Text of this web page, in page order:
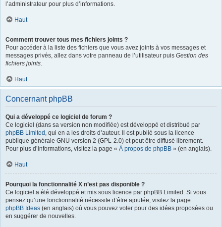
l’administrateur pour plus d’informations.
Haut
Comment trouver tous mes fichiers joints ?
Pour accéder à la liste des fichiers que vous avez joints à vos messages et
messages privés, allez dans votre panneau de l’utilisateur puis Gestion des
fichiers joints.
Haut
Concernant phpBB
Qui a développé ce logiciel de forum ?
Ce logiciel (dans sa version non modifiée) est développé et distribué par
phpBB Limited , qui en a les droits d’auteur. Il est publié sous la licence
publique générale GNU version 2 (GPL-2.0) et peut être diffusé librement.
Pour plus d’informations, visitez la page « À propos de phpBB » (en anglais).
Haut
Pourquoi la fonctionnalité X n’est pas disponible ?
Ce logiciel a été développé et mis sous licence par phpBB Limited. Si vous
pensez qu’une fonctionnalité nécessite d’être ajoutée, visitez la page
phpBB Ideas (en anglais) où vous pouvez voter pour des idées proposées ou
en suggérer de nouvelles.